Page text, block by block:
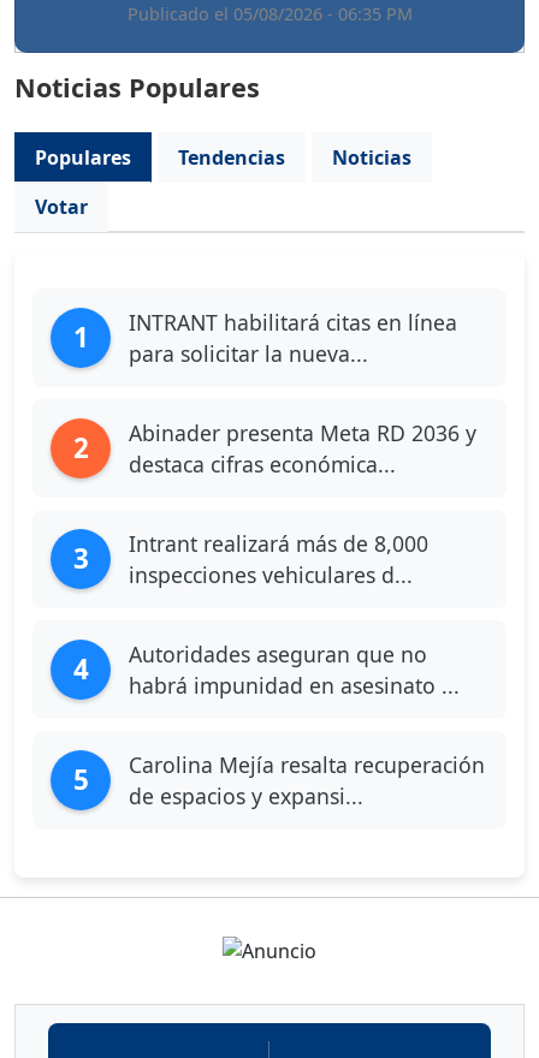
Publicado el 05/08/2026 - 06:35 PM
Noticias Populares
Populares Tendencias
Noticias
Votar
1
INTRANT habilitará citas en línea
para solicitar la nueva...
2
Abinader presenta Meta RD 2036 y
destaca cifras económica...
3
Intrant realizará más de 8,000
inspecciones vehiculares d...
4
Autoridades aseguran que no
habrá impunidad en asesinato ...
5
Carolina Mejía resalta recuperación
de espacios y expansi...